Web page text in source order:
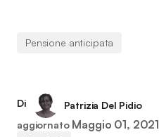
Pensione anticipata
Di
Patrizia Del Pidio
aggiornato Maggio 01, 2021